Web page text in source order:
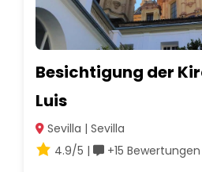
Besichtigung der
Luis
Sevilla | Sevilla
4.9/5 |
+15 Bewertungen